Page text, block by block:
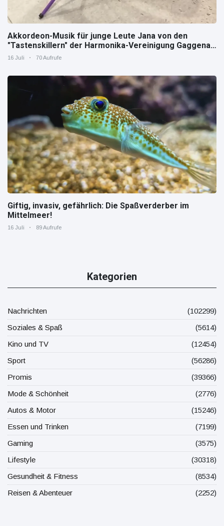
Akkordeon-Musik für junge Leute Jana von den
"Tastenskillern" der Harmonika-Vereinigung Gaggenau
zeigt, wie "jung" das Instrument sein kann.
16 Juli 70 Aufrufe
Giftig, invasiv, gefährlich: Die Spaßverderber im
Mittelmeer!
16 Juli 89 Aufrufe
Kategorien
Nachrichten
(102299)
Soziales & Spaß
(5614)
Kino und TV
(12454)
Sport
(56286)
Promis
(39366)
Mode & Schönheit
(2776)
Autos & Motor
(15246)
Essen und Trinken
(7199)
Gaming
(3575)
Lifestyle
(30318)
Gesundheit & Fitness
(8534)
Reisen & Abenteuer
(2252)